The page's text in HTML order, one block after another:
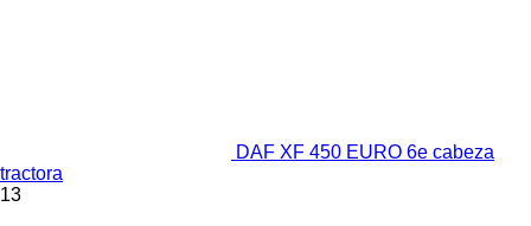
DAF XF 450 EURO 6e cabeza
tractora
13